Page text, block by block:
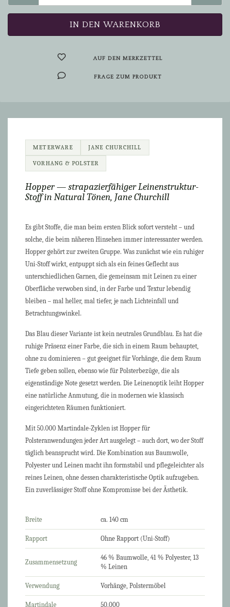
AUF DEN MERKZETTEL
FRAGE ZUM PRODUKT
METERWARE JANE CHURCHILL
VORHANG & POLSTER
Hopper — strapazierfähiger Leinenstruktur-
Stoff in Natural Tönen, Jane Churchill
Es gibt Stoffe, die man beim ersten Blick sofort versteht – und
solche, die beim näheren Hinsehen immer interessanter werden.
Hopper gehört zur zweiten Gruppe. Was zunächst wie ein ruhiger
Uni-Stoff wirkt, entpuppt sich als ein feines Geflecht aus
unterschiedlichen Garnen, die gemeinsam mit Leinen zu einer
Oberfläche verwoben sind, in der Farbe und Textur lebendig
bleiben – mal heller, mal tiefer, je nach Lichteinfall und
Betrachtungswinkel.
Das Blau dieser Variante ist kein neutrales Grundblau. Es hat die
ruhige Präsenz einer Farbe, die sich in einem Raum behauptet,
ohne zu dominieren – gut geeignet für Vorhänge, die dem Raum
Tiefe geben sollen, ebenso wie für Polsterbezüge, die als
eigenständige Note gesetzt werden. Die Leinenoptik leiht Hopper
eine natürliche Anmutung, die in modernen wie klassisch
eingerichteten Räumen funktioniert.
Mit 50.000 Martindale-Zyklen ist Hopper für
Polsteranwendungen jeder Art ausgelegt – auch dort, wo der Stoff
täglich beansprucht wird. Die Kombination aus Baumwolle,
Polyester und Leinen macht ihn formstabil und pflegeleichter als
reines Leinen, ohne dessen charakteristische Optik aufzugeben.
Ein zuverlässiger Stoff ohne Kompromisse bei der Ästhetik.
Breite ca. 140 cm
Rapport Ohne Rapport (Uni-Stoff)
Zusammensetzung
46 % Baumwolle, 41 % Polyester, 13
% Leinen
Verwendung Vorhänge, Polstermöbel
Martindale 50.000